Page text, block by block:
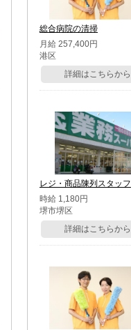
総合病院の清掃
月給 257,400円
港区
詳細はこちらから
レジ・商品陳列スタッフ
時給 1,180円
堺市堺区
詳細はこちらから